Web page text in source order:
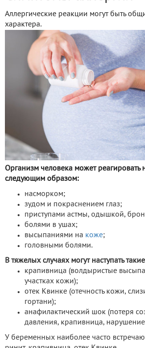
Аллергические реакции могут быть
характера.
Организм человека может реагировать
следующим образом:
насморком;
зудом и покраснением глаз;
приступами астмы, одышкой,
болями в ушах;
высыпаниями на коже;
головными болями.
В тяжелых случаях могут наступать
крапивница (волдыристые
участках кожи);
отек Квинке (отечность кожи,
гортани);
анафилактический шок (потеря
давления, крапивница,
У беременных наиболее часто